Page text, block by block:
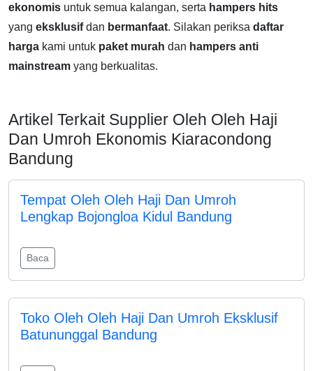
ekonomis untuk semua kalangan, serta hampers hits
yang eksklusifdan bermanfaat. Silakan periksa daftar
harga kami untuk paket murah dan hampers anti
mainstream yang berkualitas.
Artikel Terkait Supplier Oleh Oleh Haji
Dan Umroh Ekonomis Kiaracondong
Bandung
Tempat Oleh Oleh Haji Dan Umroh
Lengkap Bojongloa Kidul Bandung
Baca
Toko Oleh Oleh Haji Dan Umroh Eksklusif
Batununggal Bandung